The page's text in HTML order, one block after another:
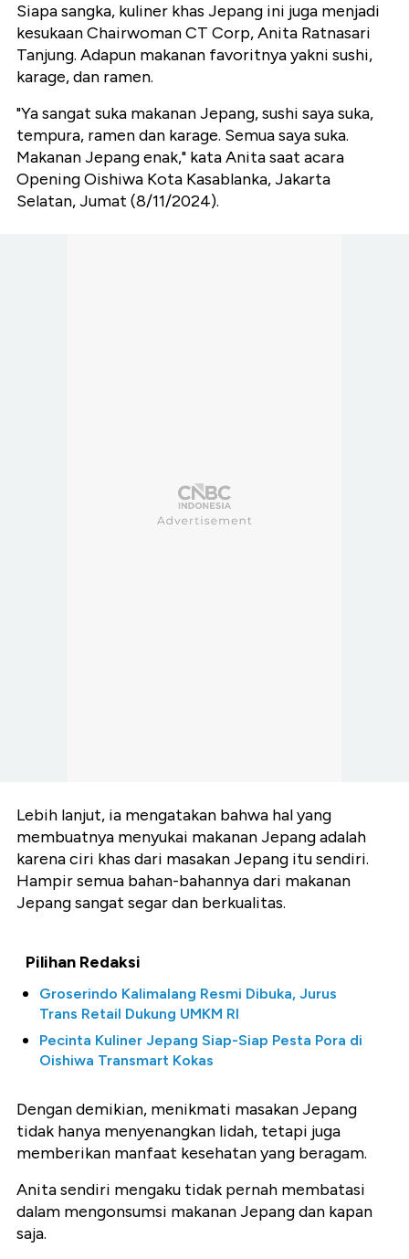
Siapa sangka, kuliner khas Jepang ini juga menjadi
kesukaan Chairwoman CT Corp, Anita Ratnasari
Tanjung. Adapun makanan favoritnya yakni sushi,
karage, dan ramen.
"Ya sangat suka makanan Jepang, sushi saya suka,
tempura, ramen dan karage. Semua saya suka.
Makanan Jepang enak," kata Anita saat acara
Opening Oishiwa Kota Kasablanka, Jakarta
Selatan, Jumat (8/11/2024).
Lebih lanjut, ia mengatakan bahwa hal yang
membuatnya menyukai makanan Jepang adalah
karena ciri khas dari masakan Jepang itu sendiri.
Hampir semua bahan-bahannya dari makanan
Jepang sangat segar dan berkualitas.
Pilihan Redaksi
Groserindo Kalimalang Resmi Dibuka, Jurus
Trans Retail Dukung UMKM RI
Pecinta Kuliner Jepang Siap-Siap Pesta Pora di
Oishiwa Transmart Kokas
Dengan demikian, menikmati masakan Jepang
tidak hanya menyenangkan lidah, tetapi juga
memberikan manfaat kesehatan yang beragam.
Anita sendiri mengaku tidak pernah membatasi
dalam mengonsumsi makanan Jepang dan kapan
saja.